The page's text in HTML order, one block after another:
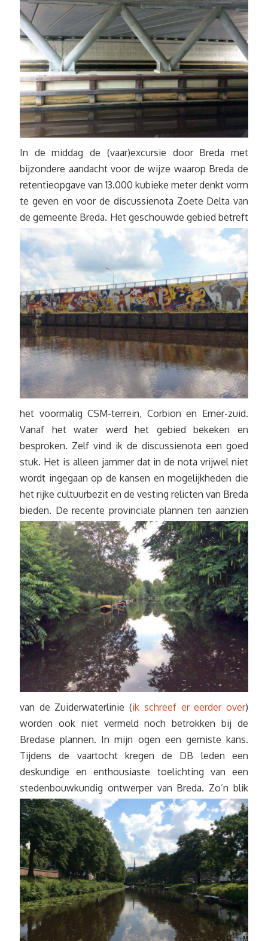
In de middag de (vaar)excursie door Breda met
bijzondere aandacht voor de wijze waarop Breda de
retentieopgave van 13.000 kubieke meter denkt vorm
te geven en voor de discussienota Zoete Delta van
de gemeente Breda. Het geschouwde gebied betreft
het voormalig CSM-terrein, Corbion en Emer-zuid.
Vanaf het water werd het gebied bekeken en
besproken. Zelf vind ik de discussienota een goed
stuk. Het is alleen jammer dat in de nota vrijwel niet
wordt ingegaan op de kansen en mogelijkheden die
het rijke cultuurbezit en de vesting relicten van Breda
bieden. De recente provinciale plannen ten aanzien
van de Zuiderwaterlinie (ik schreef er eerder over)
worden ook niet vermeld noch betrokken bij de
Bredase plannen. In mijn ogen een gemiste kans.
Tijdens de vaartocht kregen de DB leden een
deskundige en enthousiaste toelichting van een
stedenbouwkundig ontwerper van Breda. Zo’n blik